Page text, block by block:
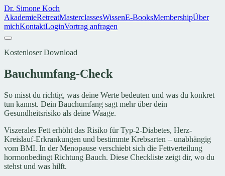
Dr. Simone Koch
AkademieRetreatMasterclassesWissenE-BooksMembershipÜber
michKontaktLoginVortrag anfragen
Kostenloser Download
Bauchumfang-Check
So misst du richtig, was deine Werte bedeuten und was du konkret
tun kannst. Dein Bauchumfang sagt mehr über dein
Gesundheitsrisiko als deine Waage.
Viszerales Fett erhöht das Risiko für Typ-2-Diabetes, Herz-
Kreislauf-Erkrankungen und bestimmte Krebsarten – unabhängig
vom BMI. In der Menopause verschiebt sich die Fettverteilung
hormonbedingt Richtung Bauch. Diese Checkliste zeigt dir, wo du
stehst und was hilft.